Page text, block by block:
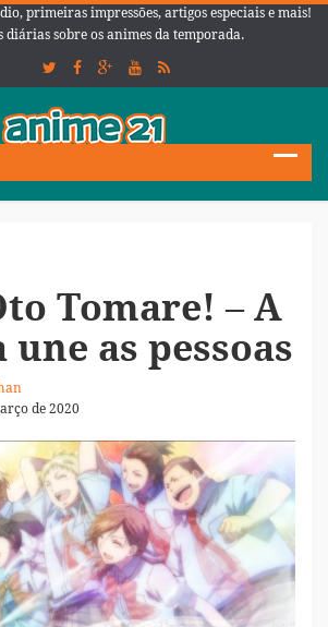
primeiras impressões, artigos especiais e mais!
diárias sobre os animes da temporada.
Tomare! – A
as pessoas
de 2020